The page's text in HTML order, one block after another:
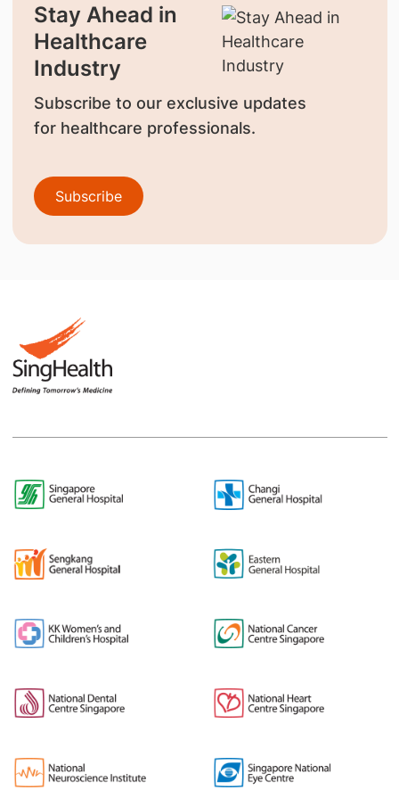
Stay Ahead in
Healthcare
Industry
Subscribe to our exclusive updates
for healthcare professionals.
Subscribe